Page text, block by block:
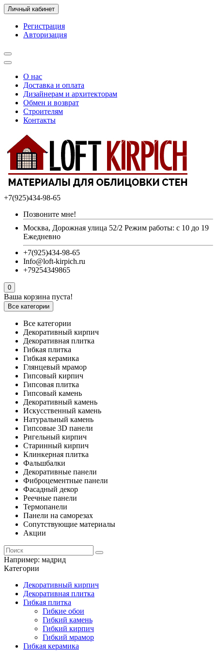
Личный кабинет
Регистрация
Авторизация
О нас
Доставка и оплата
Дизайнерам и архитекторам
Обмен и возврат
Строителям
Контакты
+7(925)434-98-65
Позвоните мне!
Москва, Дорожная улица 52/2 Режим работы: с 10 до 19
Ежедневно
+7(925)434-98-65
Info@loft-kirpich.ru
+79254349865
0
Ваша корзина пуста!
Все категории
Все категории
Декоративный кирпич
Декоративная плитка
Гибкая плитка
Гибкая керамика
Глянцевый мрамор
Гипсовый кирпич
Гипсовая плитка
Гипсовый камень
Декоративный камень
Искусственный камень
Натуральный камень
Гипсовые 3D панели
Ригельный кирпич
Старинный кирпич
Клинкерная плитка
Фальшбалки
Декоративные панели
Фиброцементные панели
Фасадный декор
Реечные панели
Термопанели
Панели на саморезах
Сопутствующие материалы
Акции
Например: мадрид
Категории
Декоративный кирпич
Декоративная плитка
Гибкая плитка
Гибкие обои
Гибкий камень
Гибкий кирпич
Гибкий мрамор
Гибкая керамика